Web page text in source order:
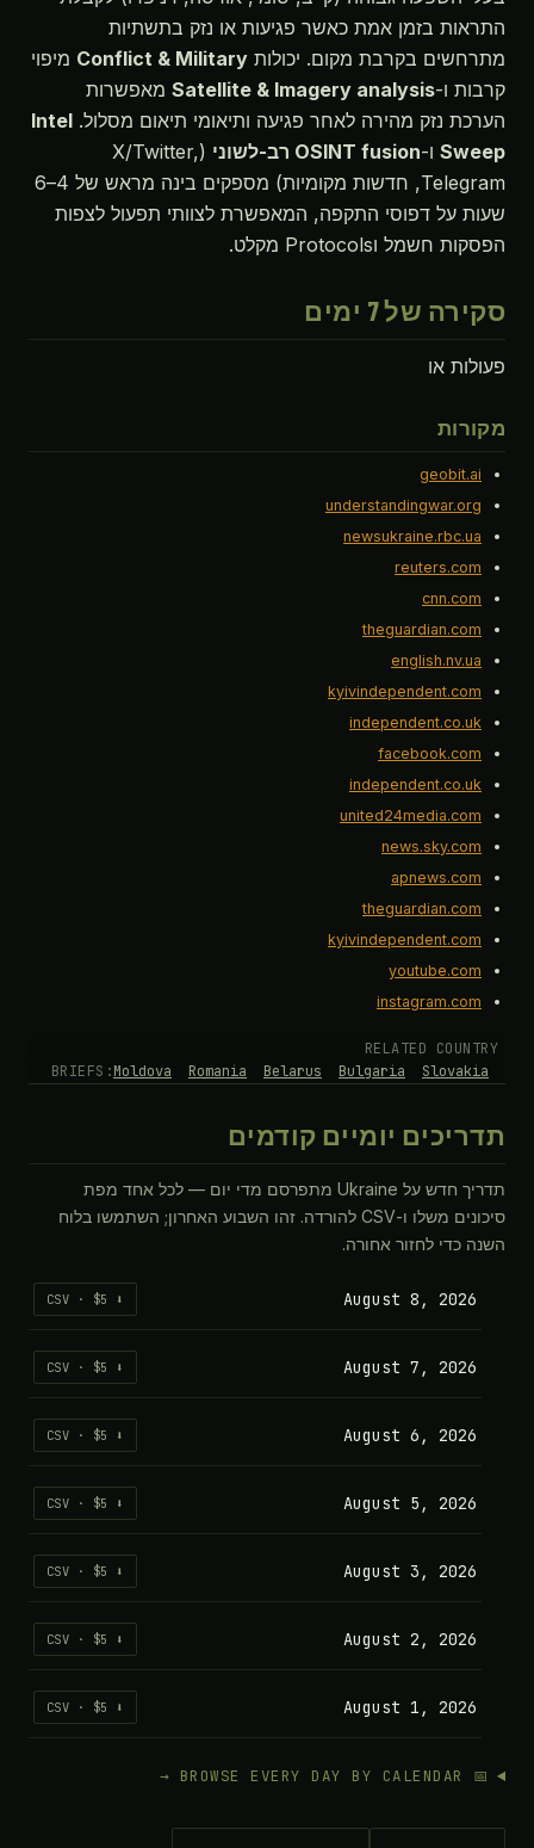
התראות בזמן אמת כאשר פגיעות או נזק בתשתיות
מתרחשים בקרבת מקום. יכולות Conflict & Military מיפוי
קרבות ו-Satellite & Imagery analysis מאפשרות
הערכת נזק מהירה לאחר פגיעה ותיאומי תיאום מסלול. Intel
Sweep ו-OSINT fusion רב-לשוני
(X/Twitter,
Telegram, חדשות מקומיות) מספקים בינה מראש של 4–6
שעות על דפוסי התקפה, המאפשרת לצוותי תפעול לצפות
הפסקות חשמל וProtocols מקלט.
סקירה של 7 ימים
פעולות או
מקורות
geobit.ai
understandingwar.org
newsukraine.rbc.ua
reuters.com
cnn.com
theguardian.com
english.nv.ua
kyivindependent.com
independent.co.uk
facebook.com
independent.co.uk
united24media.com
news.sky.com
apnews.com
theguardian.com
kyivindependent.com
youtube.com
instagram.com
RELATED COUNTRY
BRIEFS:Moldova Romania Belarus Bulgaria Slovakia
תדריכים יומיים קודמים
תדריך חדש על Ukraine מתפרסם מדי יום — לכל אחד מפת
סיכונים משלו ו-CSV להורדה. זהו השבוע האחרון; השתמשו בלוח
השנה כדי לחזור אחורה.
August 8, 2026
⬇ CSV · $5
August 7, 2026
⬇ CSV · $5
August 6, 2026
⬇ CSV · $5
August 5, 2026
⬇ CSV · $5
August 3, 2026
⬇ CSV · $5
August 2, 2026
⬇ CSV · $5
August 1, 2026
⬇ CSV · $5
📅 BROWSE EVERY DAY BY CALENDAR →